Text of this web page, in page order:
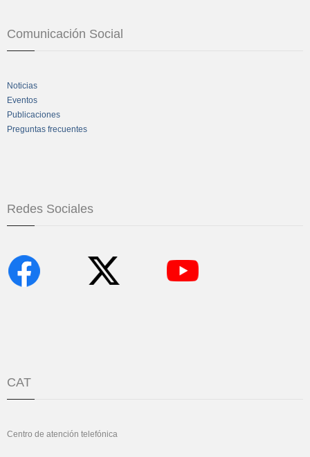
Comunicación Social
Noticias
Eventos
Publicaciones
Preguntas frecuentes
Redes Sociales
CAT
Centro de atención telefónica